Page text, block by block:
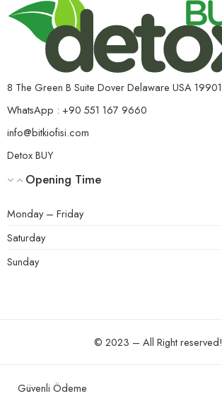
8 The Green B Suite Dover Delaware USA 19901
WhatsApp : +90 551 167 9660
info@bitkiofisi.com
Detox BUY
Opening Time
Monday – Friday
Saturday
Sunday
© 2023 – All Right reserved!
Güvenli Ödeme